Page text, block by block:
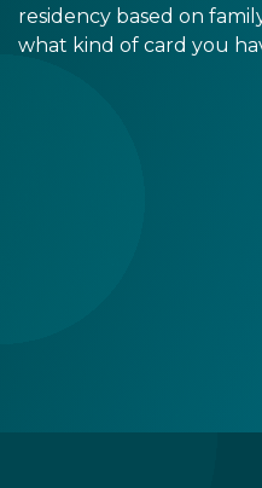
residency based on
what kind of card you